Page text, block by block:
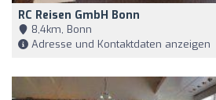
RC Reisen GmbH Bonn
8,4km, Bonn
Adresse und Kontaktdaten anzeigen